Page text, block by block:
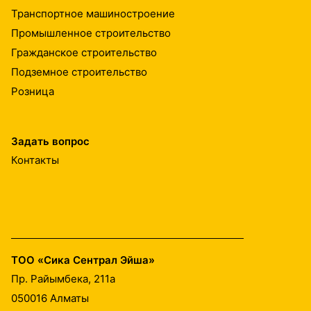
Транспортное машиностроение
Промышленное строительство
Гражданское строительство
Подземное строительство
Розница
Задать вопрос
Контакты
ТОО «Сика Сентрал Эйша»
Пр. Райымбека, 211а
050016 Алматы